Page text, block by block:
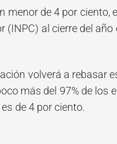
de 4 por ciento,
al cierre del
volverá a rebasar
más del 97% de los
de 4 por ciento.